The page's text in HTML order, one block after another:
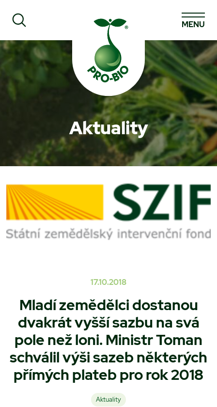
Prohledat PRO-BIO
MENU
Aktuality
17.10.2018
Mladí zemědělci dostanou
dvakrát vyšší sazbu na svá
pole než loni. Ministr Toman
schválil výši sazeb některých
přímých plateb pro rok 2018
Aktuality